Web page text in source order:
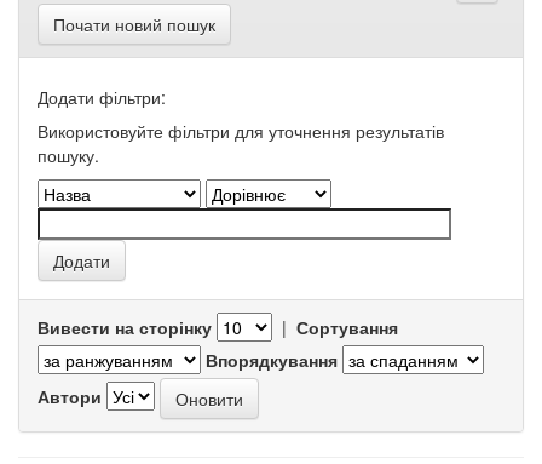
Почати новий пошук
Додати фільтри:
Використовуйте фільтри для уточнення результатів
пошуку.
Вивести на сторінку | Сортування
Впорядкування
Автори